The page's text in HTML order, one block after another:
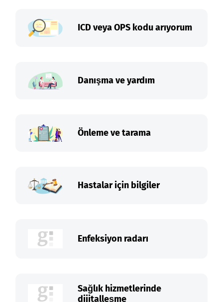
ICD veya OPS kodu arıyorum
Danışma ve yardım
Önleme ve tarama
Hastalar için bilgiler
Enfeksiyon radarı
Sağlık hizmetlerinde
dijitalleşme